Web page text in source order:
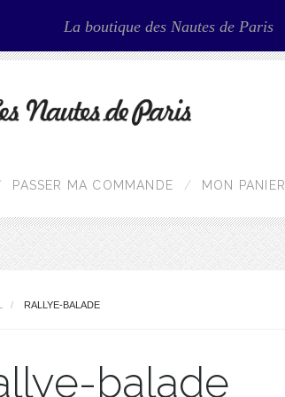
La boutique des Nautes de Paris
PASSER MA COMMANDE MON PANIER
RALLYE-BALADE
balade